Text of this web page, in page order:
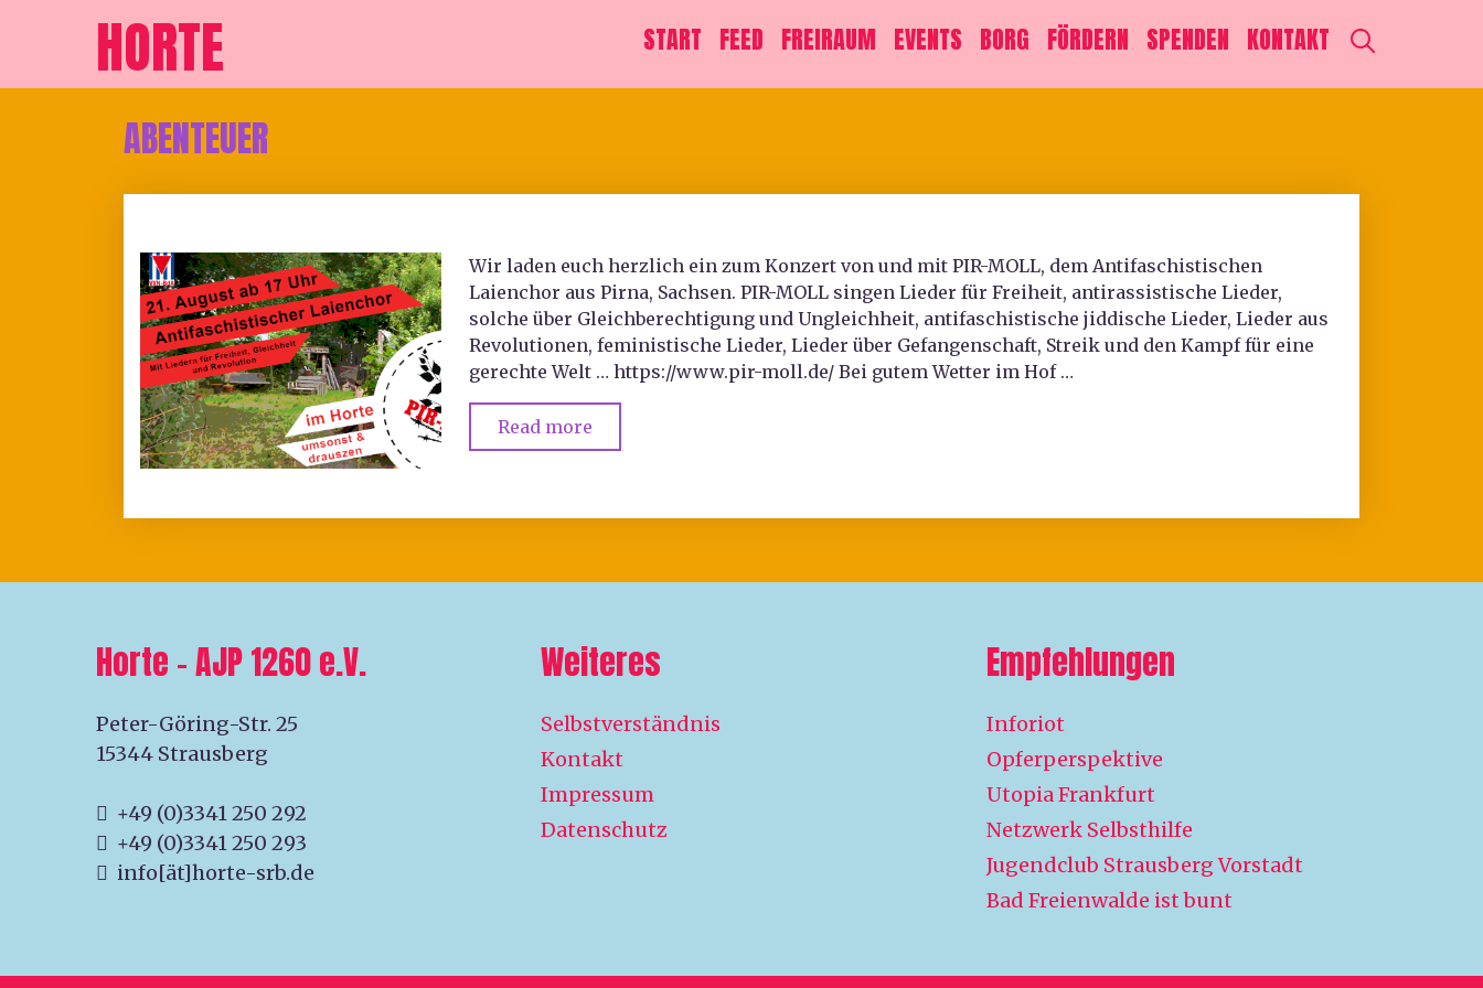
HORTE START FEED FREIRAUM EVENTS BORG FÖRDERN SPENDEN KONTAKT
ABENTEUER
Wir laden euch herzlich ein zum Konzert von und mit PIR-MOLL, dem Antifaschistischen
Laienchor aus Pirna, Sachsen. PIR-MOLL singen Lieder für Freiheit, antirassistische Lieder,
solche über Gleichberechtigung und Ungleichheit, antifaschistische jiddische Lieder, Lieder aus
Revolutionen, feministische Lieder, Lieder über Gefangenschaft, Streik und den Kampf für eine
gerechte Welt … https://www.pir-moll.de/ Bei gutem Wetter im Hof …
Read more
Horte – AJP 1260 e.V.
Peter-Göring-Str. 25
15344 Strausberg
+49 (0)3341 250 292
+49 (0)3341 250 293
info[ät]horte-srb.de
Weiteres
Selbstverständnis
Kontakt
Impressum
Datenschutz
Empfehlungen
Inforiot
Opferperspektive
Utopia Frankfurt
Netzwerk Selbsthilfe
Jugendclub Strausberg Vorstadt
Bad Freienwalde ist bunt